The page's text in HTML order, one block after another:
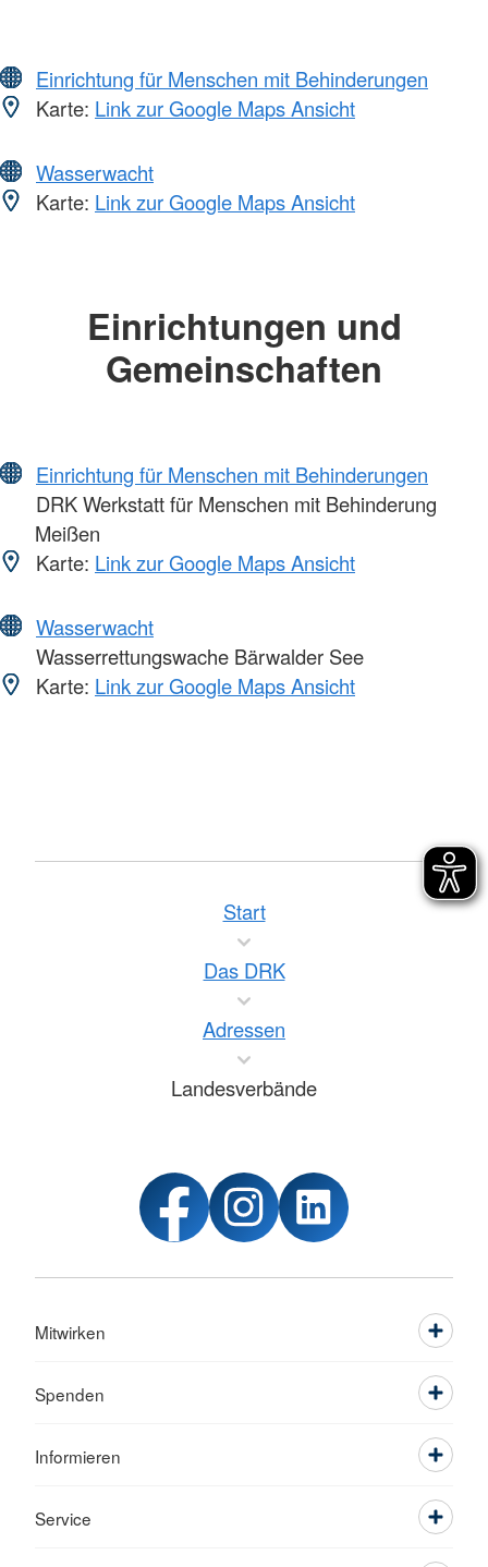
Einrichtung für Menschen mit Behinderungen
Karte: Link zur Google Maps Ansicht
Wasserwacht
Karte: Link zur Google Maps Ansicht
Einrichtungen und
Gemeinschaften
Einrichtung für Menschen mit Behinderungen
DRK Werkstatt für Menschen mit Behinderung
Meißen
Karte: Link zur Google Maps Ansicht
Wasserwacht
Wasserrettungswache Bärwalder See
Karte: Link zur Google Maps Ansicht
Start
Das DRK
Adressen
Landesverbände
Mitwirken
Spenden
Informieren
Service